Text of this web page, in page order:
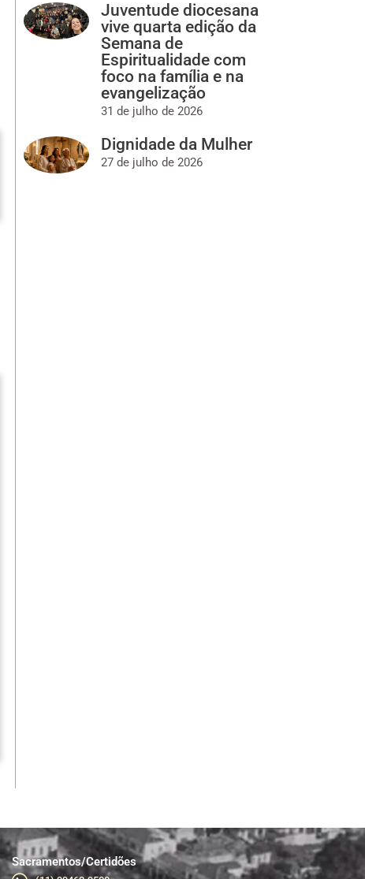
Juventude diocesana
vive quarta edição da
Semana de
Espiritualidade com
foco na família e na
evangelização
31 de julho de 2026
Dignidade da Mulher
27 de julho de 2026
Sacramentos/Certidões